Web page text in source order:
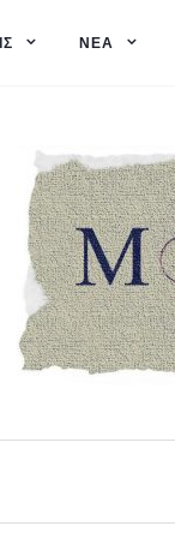
ΝΈΑ